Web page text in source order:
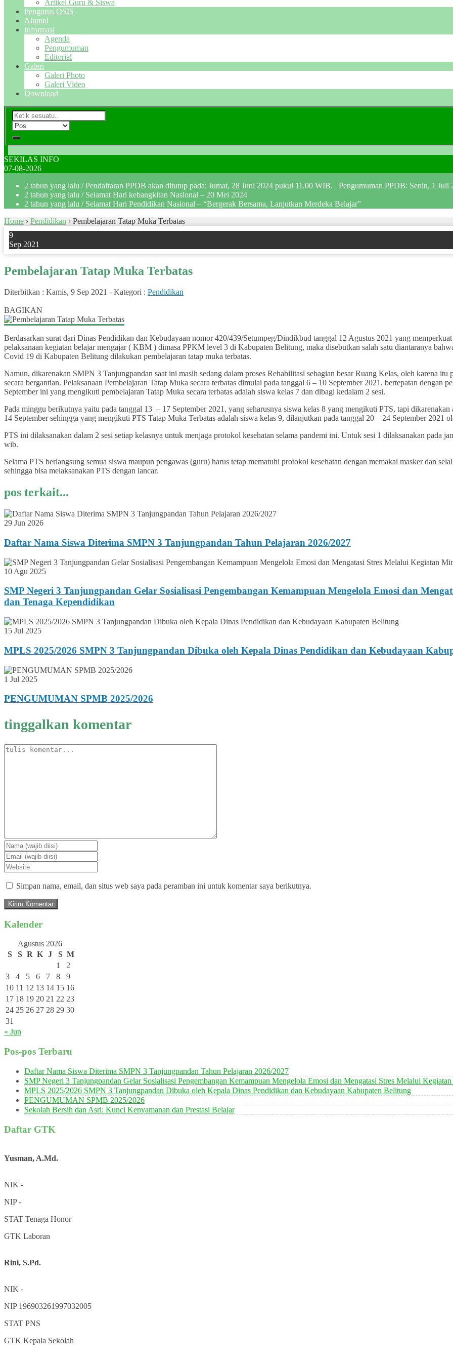
Artikel Guru & Siswa
Pengurus OSIS
Alumni
Informasi
Agenda
Pengumuman
Editorial
Galeri
Galeri Photo
Galeri Video
Download
SEKILAS INFO
07-08-2026
2 tahun yang lalu / Pendaftaran PPDB akan ditutup pada: Jumat, 28 Juni 2024 pukul 11.00 WIB. Pengumuman PPDB: Senin, 1 Juli
2 tahun yang lalu / Selamat Hari kebangkitan Nasional – 20 Mei 2024
2 tahun yang lalu / Selamat Hari Pendidikan Nasional – “Bergerak Bersama, Lanjutkan Merdeka Belajar”
Home › Pendidikan › Pembelajaran Tatap Muka Terbatas
9
Sep 2021
Pembelajaran Tatap Muka Terbatas
Diterbitkan : Kamis, 9 Sep 2021 - Kategori : Pendidikan
BAGIKAN
Berdasarkan surat dari Dinas Pendidikan dan Kebudayaan nomor 420/439/Setumpeg/Dindikbud tanggal 12 Agustus 2021 yang
pelaksanaan kegiatan belajar mengajar ( KBM ) dimasa PPKM level 3 di Kabupaten Belitung, maka disebutkan salah satu diantaranya
Covid 19 di Kabupaten Belitung dilakukan pembelajaran tatap muka terbatas.
Namun, dikarenakan SMPN 3 Tanjungpandan saat ini masih sedang dalam proses Rehabilitasi sebagian besar Ruang Kelas, oleh karena itu
secara bergantian. Pelaksanaan Pembelajaran Tatap Muka secara terbatas dimulai pada tanggal 6 – 10 September 2021, bertepatan dengan
September ini yang mengikuti pembelajaran Tatap Muka secara terbatas adalah siswa kelas 7 dan dibagi kedalam 2 sesi.
Pada minggu berikutnya yaitu pada tanggal 13 – 17 September 2021, yang seharusnya siswa kelas 8 yang mengikuti PTS, tapi
14 September sehingga yang mengikuti PTS Tatap Muka Terbatas adalah siswa kelas 9, dilanjutkan pada tanggal 20 – 24 September 2021
PTS ini dilaksanakan dalam 2 sesi setiap kelasnya untuk menjaga protokol kesehatan selama pandemi ini. Untuk sesi 1 dilaksanakan pada
wib.
Selama PTS berlangsung semua siswa maupun pengawas (guru) harus tetap mematuhi protokol kesehatan dengan memakai masker dan
sehingga bisa melaksanakan PTS dengan lancar.
pos terkait...
29 Jun 2026
Daftar Nama Siswa Diterima SMPN 3 Tanjungpandan Tahun Pelajaran 2026/2027
10 Agu 2025
SMP Negeri 3 Tanjungpandan Gelar Sosialisasi Pengembangan Kemampuan Mengelola Emosi dan
dan Tenaga Kependidikan
15 Jul 2025
MPLS 2025/2026 SMPN 3 Tanjungpandan Dibuka oleh Kepala Dinas Pendidikan dan Kebudayaan
1 Jul 2025
PENGUMUMAN SPMB 2025/2026
tinggalkan komentar
Simpan nama, email, dan situs web saya pada peramban ini untuk komentar saya berikutnya.
Kalender
Agustus 2026
S
S R K J S M
1
2
3
4 5 6 7 8
9
10 11 12 13 14 15 16
17 18 19 20 21 22 23
24 25 26 27 28 29 30
31
« Jun
Pos-pos Terbaru
Daftar Nama Siswa Diterima SMPN 3 Tanjungpandan Tahun Pelajaran 2026/2027
SMP Negeri 3 Tanjungpandan Gelar Sosialisasi Pengembangan Kemampuan Mengelola Emosi dan Mengatasi Stres Melalui
MPLS 2025/2026 SMPN 3 Tanjungpandan Dibuka oleh Kepala Dinas Pendidikan dan Kebudayaan Kabupaten Belitung
PENGUMUMAN SPMB 2025/2026
Sekolah Bersih dan Asri: Kunci Kenyamanan dan Prestasi Belajar
Daftar GTK
Yusman, A.Md.
NIK -
NIP-
STAT Tenaga Honor
GTK Laboran
Rini, S.Pd.
NIK -
NIP 196903261997032005
STAT PNS
GTK Kepala Sekolah